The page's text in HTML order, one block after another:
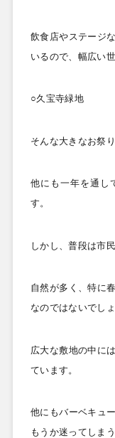
飲食店やステージ
いるので、幅広い
○久宝寺緑地
そんな大きなお祭
他にも一年を通し
す。
しかし、普段は市
自然が多く、特に
なのではないでしょ
広大な敷地の中に
ています。
他にもバーベキュ
もうか迷ってしまう